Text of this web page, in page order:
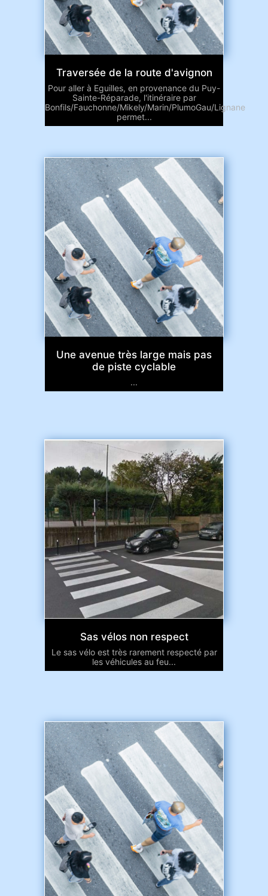
Traversée de la route d'avignon
Pour aller à Eguilles, en provenance du Puy-
Sainte-Réparade, l'itinéraire par
Bonfils/Fauchonne/Mikely/Marin/PlumoGau/Lignane
permet...
Une avenue très large mais pas
de piste cyclable
...
Sas vélos non respect
Le sas vélo est très rarement respecté par
les véhicules au feu...